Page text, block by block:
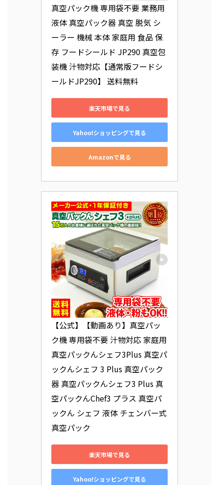
真空パック機 専用袋不要 業務用
液体 真空パック器 真空 脱気 シ
ーラー 機械 本体 家庭用 食品 保
存 フードシールド JP290 真空包
装機 汁物対応【通常版フードシ
ールドJP290】 送料無料
楽天市場で見る
Yahoo!ショッピングで見る
Amazonで見る
【公式】【動画あり】真空パッ
ク機 専用袋不要 汁物対応 家庭用
真空パックんシェフ3Plus 真空パ
ックんシェフ 3 Plus 真空パック
器 真空パックんシェフ3 Plus 真
空パックんChef3 プラス 真空パ
ックん シェフ 液体 チェンバー式
真空パック
楽天市場で見る
Yahoo!ショッピングで見る